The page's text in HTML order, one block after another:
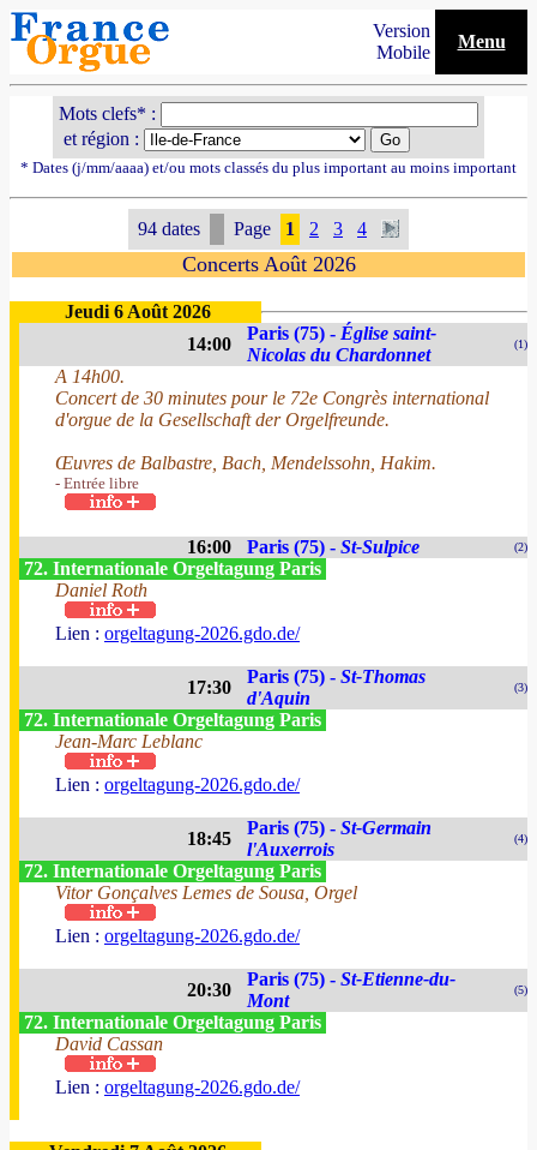
Version
Mobile
Menu
Mots clefs* :
et région :
* Dates (j/mm/aaaa) et/ou mots classés du plus important au moins important
94 dates Page 1 2 3 4
Concerts Août 2026
Jeudi 6 Août 2026
14:00
Paris (75) - Église saint-
Nicolas du Chardonnet
(1)
A 14h00.
Concert de 30 minutes pour le 72e Congrès international
d'orgue de la Gesellschaft der Orgelfreunde.
Œuvres de Balbastre, Bach, Mendelssohn, Hakim.
- Entrée libre
16:00 Paris (75) - St-Sulpice (2)
72. Internationale Orgeltagung Paris
Daniel Roth
Lien : orgeltagung-2026.gdo.de/
17:30
Paris (75) - St-Thomas
d'Aquin
(3)
72. Internationale Orgeltagung Paris
Jean-Marc Leblanc
Lien : orgeltagung-2026.gdo.de/
18:45
Paris (75) - St-Germain
l'Auxerrois
(4)
72. Internationale Orgeltagung Paris
Vitor Gonçalves Lemes de Sousa, Orgel
Lien : orgeltagung-2026.gdo.de/
20:30
Paris (75) - St-Etienne-du-
Mont
(5)
72. Internationale Orgeltagung Paris
David Cassan
Lien : orgeltagung-2026.gdo.de/